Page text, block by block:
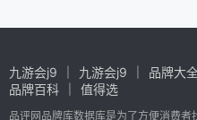
九游会j9 九游会j9 品牌大
品牌百科
值得选
品评网品牌库数据库是为了方便消费